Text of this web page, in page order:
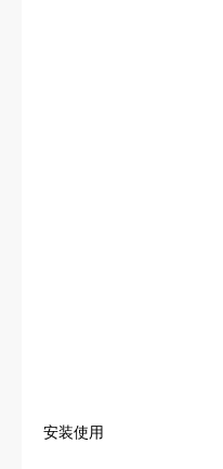
安装使用